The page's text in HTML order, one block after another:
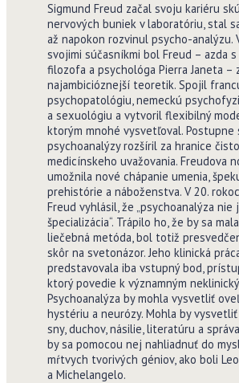
Sigmund Freud začal svoju kariéru
nervových buniek v laboratóriu, stal
až napokon rozvinul psycho-analýzu.
svojimi súčasníkmi bol Freud – azda
filozofa a psychológa Pierra Janeta –
najambicióznejší teoretik. Spojil
psychopatológiu, nemeckú
a sexuológiu a vytvoril flexibilný
ktorým mnohé vysvetľoval. Postupne
psychoanalýzy rozšíril za hranice čisto
medicínskeho uvažovania. Freudova
umožnila nové chápanie umenia,
prehistórie a náboženstva. V 20.
Freud vyhlásil, že „psychoanalýza nie
špecializácia“. Trápilo ho, že by sa
liečebná metóda, bol totiž
skôr na svetonázor. Jeho klinická
predstavovala iba vstupný bod,
ktorý povedie k významným
Psychoanalýza by mohla vysvetliť
hystériu a neurózy. Mohla by
sny, duchov, násilie, literatúru a
by sa pomocou nej nahliadnuť do
mŕtvych tvorivých géniov, ako boli
a Michelangelo.